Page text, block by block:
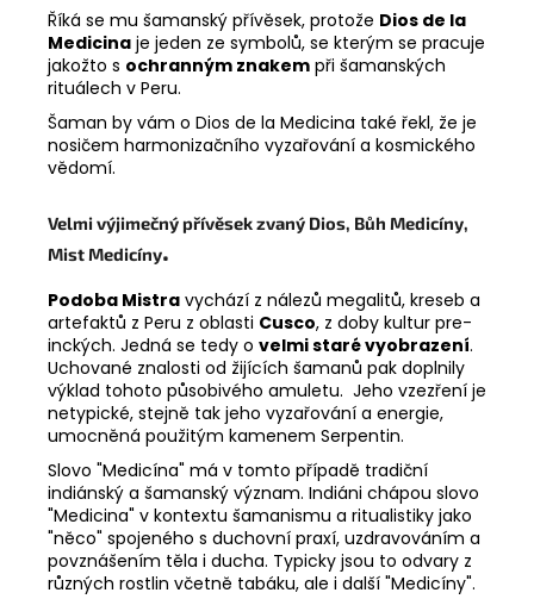
Říká se mu šamanský přívěsek, protože Dios de la
Medicina je jeden ze symbolů, se kterým se pracuje
jakožto s ochranným znakem při šamanských
rituálech v Peru.
Šaman by vám o Dios de la Medicina také řekl, že je
nosičem harmonizačního vyzařování a kosmického
vědomí.
Velmi výjimečný přívěsek zvaný Dios, Bůh Medicíny,
Mist Medicíny.
Podoba Mistra vychází z nálezů megalitů, kreseb a
artefaktů z Peru z oblasti Cusco, z doby kultur pre-
inckých. Jedná se tedy o velmi staré vyobrazení.
Uchované znalosti od žijících šamanů pak doplnily
výklad tohoto působivého amuletu. Jeho vzezření je
netypické, stejně tak jeho vyzařování a energie,
umocněná použitým kamenem Serpentin.
Slovo "Medicína" má v tomto případě tradiční
indiánský a šamanský význam. Indiáni chápou slovo
"Medicina" v kontextu šamanismu a ritualistiky jako
"něco" spojeného s duchovní praxí, uzdravováním a
povznášením těla i ducha. Typicky jsou to odvary z
různých rostlin včetně tabáku, ale i další "Medicíny".